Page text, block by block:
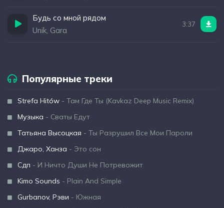
Будь со мной рядом
Unik, Gara
3:37
Популярные треки
Strefa Hitów - Там Где Ты (Kavkaz Deep Music Remix)
Музыка - Сваты Едут
Татьяна Высоцкая - Ты Разрушил Все Мои Пароли
Джаро, Ханза - Это сон
Сдп - И Ничто Души Не Потревожит
Kimo Sounds - Plain And Simple
Gurbanov, Рэви - Южная